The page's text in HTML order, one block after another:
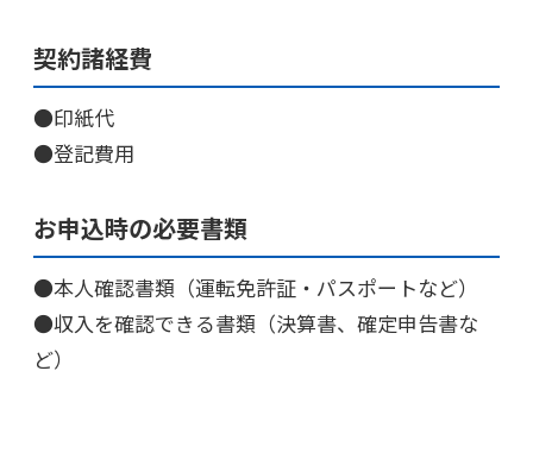
契約諸経費
●印紙代
●登記費用
お申込時の必要書類
●本人確認書類（運転免許証・パスポートなど）
●収入を確認できる書類（決算書、確定申告書な
ど）